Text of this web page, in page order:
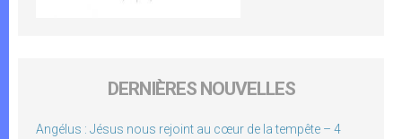
DERNIÈRES NOUVELLES
Angélus : Jésus nous rejoint au cœur de la tempête – 4